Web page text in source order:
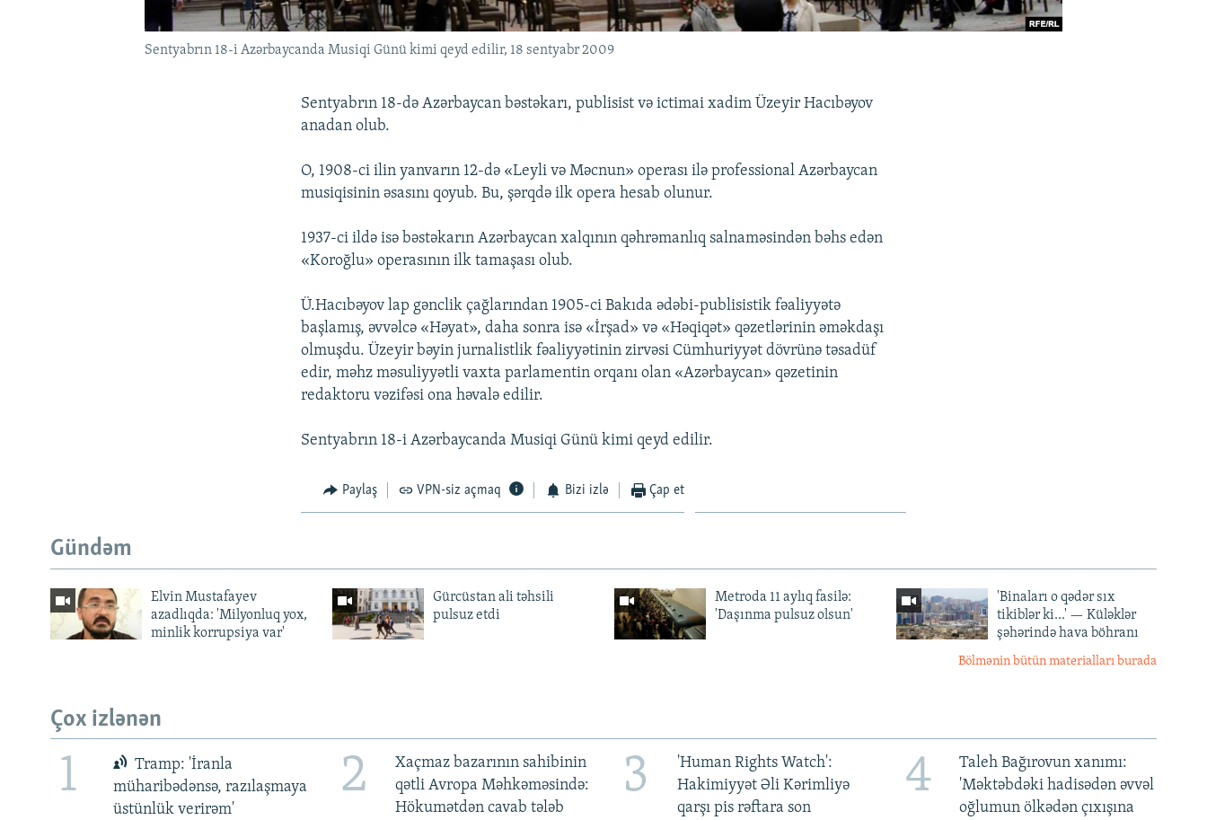
Sentyabrın 18-i Azərbaycanda Musiqi Günü kimi qeyd edilir, 18 sentyabr 2009
Sentyabrın 18-də Azərbaycan bəstəkarı, publisist və ictimai xadim Üzeyir Hacıbəyov
anadan olub.
O, 1908-ci ilin yanvarın 12-də «Leyli və Məcnun» operası ilə professional Azərbaycan
musiqisinin əsasını qoyub. Bu, şərqdə ilk opera hesab olunur.
1937-ci ildə isə bəstəkarın Azərbaycan xalqının qəhrəmanlıq salnaməsindən bəhs edən
«Koroğlu» operasının ilk tamaşası olub.
Ü.Hacıbəyov lap gənclik çağlarından 1905-ci Bakıda ədəbi-publisistik fəaliyyətə
başlamış, əvvəlcə «Həyat», daha sonra isə «İrşad» və «Həqiqət» qəzetlərinin əməkdaşı
olmuşdu. Üzeyir bəyin jurnalistlik fəaliyyətinin zirvəsi Cümhuriyyət dövrünə təsadüf
edir, məhz məsuliyyətli vaxta parlamentin orqanı olan «Azərbaycan» qəzetinin
redaktoru vəzifəsi ona həvalə edilir.
Sentyabrın 18-i Azərbaycanda Musiqi Günü kimi qeyd edilir.
Paylaş VPN-siz açmaq Bizi izlə Çap et
Gündəm
Elvin Mustafayev
azadlıqda: 'Milyonluq yox,
minlik korrupsiya var'
Gürcüstan ali təhsili
pulsuz etdi
Metroda 11 aylıq fasilə:
'Daşınma pulsuz olsun'
'Binaları o qədər sıx
tikiblər ki...' — Küləklər
şəhərində hava böhranı
Bölmənin bütün materialları burada
Çox izlənən
1
Tramp: 'İranla
müharibədənsə, razılaşmaya
üstünlük verirəm'
2
Xaçmaz bazarının sahibinin
qətli Avropa Məhkəməsində:
Hökumətdən cavab tələb
3
'Human Rights Watch':
Hakimiyyət Əli Kərimliyə
qarşı pis rəftara son
4
Taleh Bağırovun xanımı:
'Məktəbdəki hadisədən əvvəl
oğlumun ölkədən çıxışına